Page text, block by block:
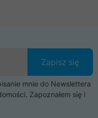
Zapisz się
mnie do Newslettera
Zapoznałem się i